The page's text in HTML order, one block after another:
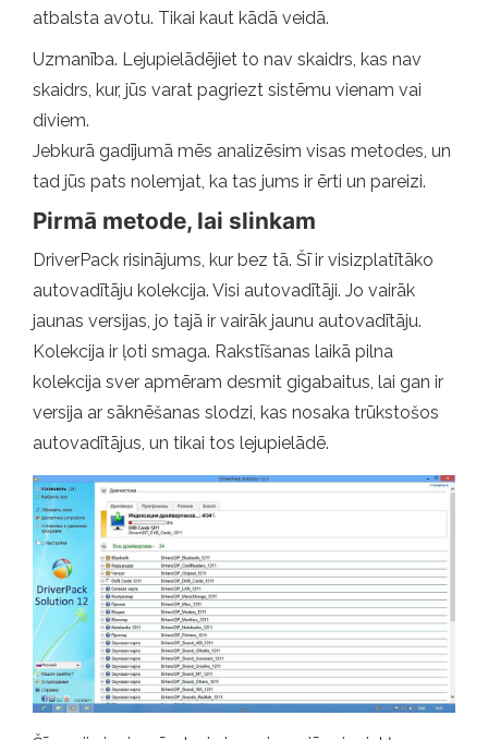
atbalsta avotu. Tikai kaut kādā veidā.
Uzmanība. Lejupielādējiet to nav skaidrs, kas nav
skaidrs, kur, jūs varat pagriezt sistēmu vienam vai
diviem.
Jebkurā gadījumā mēs analizēsim visas metodes, un
tad jūs pats nolemjat, ka tas jums ir ērti un pareizi.
Pirmā metode, lai slinkam
DriverPack risinājums, kur bez tā. Šī ir visizplatītāko
autovadītāju kolekcija. Visi autovadītāji. Jo vairāk
jaunas versijas, jo tajā ir vairāk jaunu autovadītāju.
Kolekcija ir ļoti smaga. Rakstīšanas laikā pilna
kolekcija sver apmēram desmit gigabaitus, lai gan ir
versija ar sāknēšanas slodzi, kas nosaka trūkstošos
autovadītājus, un tikai tos lejupielādē.